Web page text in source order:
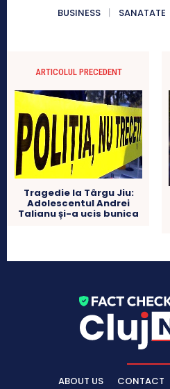
BUSINESS
SANATATE
ARTICOLUL PRECEDENT
Tragedie la Târgu Jiu:
Adolescentul Andrei
Talianu și-a ucis bunica
ABOUT US CONTACT